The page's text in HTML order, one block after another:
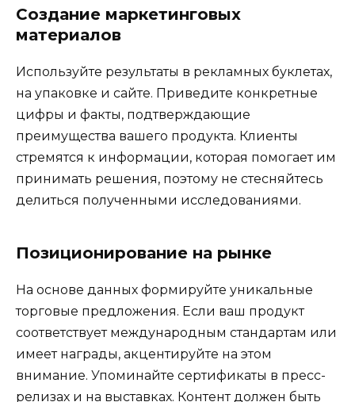
Создание маркетинговых
материалов
Используйте результаты в рекламных буклетах,
на упаковке и сайте. Приведите конкретные
цифры и факты, подтверждающие
преимущества вашего продукта. Клиенты
стремятся к информации, которая помогает им
принимать решения, поэтому не стесняйтесь
делиться полученными исследованиями.
Позиционирование на рынке
На основе данных формируйте уникальные
торговые предложения. Если ваш продукт
соответствует международным стандартам или
имеет награды, акцентируйте на этом
внимание. Упоминайте сертификаты в пресс-
релизах и на выставках. Контент должен быть